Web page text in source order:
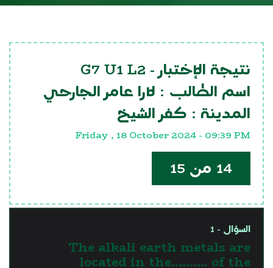
نتيجة الإختبار - G7 U1 L2
اسم الطالب : لارا عامر الجارحي
المدينة : كفر الشيخ
Friday , 18 October 2024 - 09:39 PM
14 من 15
السؤال - 1
The alkali earth metals are
located in the.......... of the